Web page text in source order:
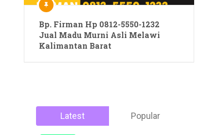
Bp. Firman Hp 0812-5550-1232
Jual Madu Murni Asli Melawi
Kalimantan Barat
Latest Popular